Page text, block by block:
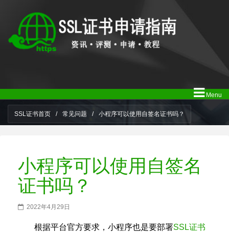
Menu
SSL证书首页 / 常见问题 / 小程序可以使用自签名证书吗？
小程序可以使用自签名
证书吗？
2022年4月29日
根据平台官方要求，小程序也是要部署SSL证书